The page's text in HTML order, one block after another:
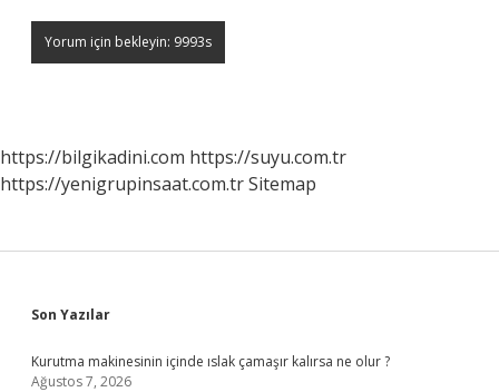
https://bilgikadini.com https://suyu.com.tr
https://yenigrupinsaat.com.trSitemap
Sidebar
Son Yazılar
Kurutma makinesinin içinde ıslak çamaşır kalırsa ne olur ?
Ağustos 7, 2026